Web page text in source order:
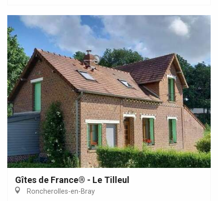
Gîtes de France® - Le Tilleul
Roncherolles-en-Bray